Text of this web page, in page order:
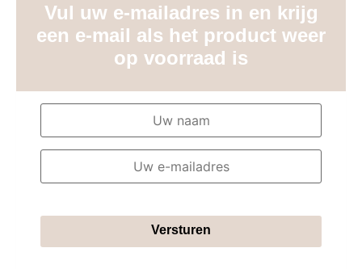
Vul uw e-mailadres in en krijg
een e-mail als het product weer
op voorraad is
Versturen